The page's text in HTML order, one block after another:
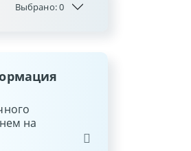
Выбрано:0
на
Республики Беларусь